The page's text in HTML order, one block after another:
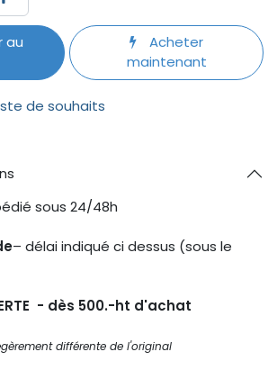
au
Acheter
maintenant
de souhaits
sous 24/48h
– délai indiqué ci dessus (sous le
- dès 500.-ht d'achat
différente de l'original